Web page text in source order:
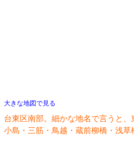
大きな地図で見る
台東区南部。細かな地名で言うと、
小島・三筋・鳥越・蔵前柳橋・浅草